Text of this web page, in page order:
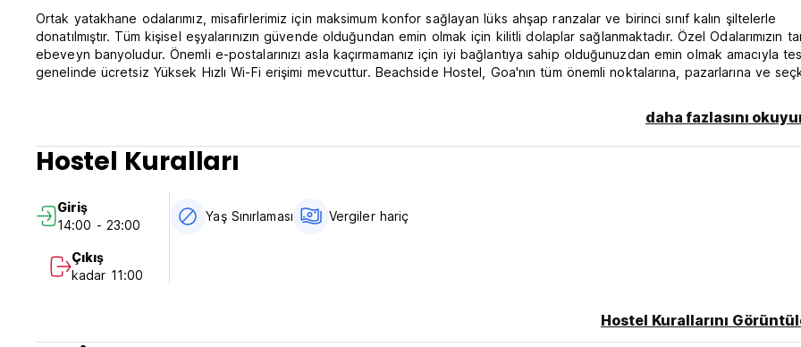
Ortak yatakhane odalarımız, misafirlerimiz için maksimum konfor sağlayan lüks ahşap ranzalar ve birinci sınıf kalın şiltelerle
donatılmıştır. Tüm kişisel eşyalarınızın güvende olduğundan emin olmak için kilitli dolaplar sağlanmaktadır. Özel Odalarımızın
ebeveyn banyoludur. Önemli e-postalarınızı asla kaçırmamanız için iyi bağlantıya sahip olduğunuzdan emin olmak amacıyla
genelinde ücretsiz Yüksek Hızlı Wi-Fi erişimi mevcuttur. Beachside Hostel, Goa'nın tüm önemli noktalarına, pazarlarına ve
** Lütfen bu rezervasyonu yaparken iletişim numaranızı bıraktığınızdan emin olun. Sizinle iletişime geçemediğimiz takdirde
**İptal politikası: Planlanan giriş tarihinden 7 gün öncesine kadar ücretsiz iptal veya rezervasyon değişikliği yapılabilir. Bu
içerisinde iptal edilmemesi durumunda, konaklamanızın ilk gecesine eşit bir iptal ücretinin hostele ödenmesi gerekecektir.
rezervasyon sırasında Hostelworld'e ödenen depozito ile değiştirilemez. Ödemenin varışta nakit veya kartla yapılması
gerekmektedir. Tesis varıştan önce kartınızdan ön provizyon alabilir. Hostelworld dışında yapılan rezervasyonlarda, ücretsiz
işlemi bittikten sonra depozitonuzun tamamını kaybedersiniz. Varış gününde veya sonrasında yapılan iptal/değişiklikler
**Giriş saatleri öğlen 13:00 ile 22:00 arasındadır. Belirtilen saatler dışında check-in yapılması mümkün olmayacaktır.
daha fazlasını
Hostel Kuralları
Giriş
14:00 - 23:00
Çıkış
kadar 11:00
Yaş Sınırlaması Vergiler hariç
Hostel Kurallarını